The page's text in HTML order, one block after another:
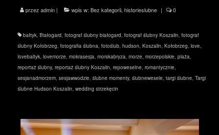
przez admin | wpis w: Bez kategorii, historieslubne | 0
bałtyk, Białogard, fotograf ślubny białogard, fotograf ślubny Koszalin, fotograf
ślubny Kołobrzeg, fotografia ślubna, fotoślub, hudson, Koszalin, Kołobrzeg, love,
lovebaltyk, lovemorze, mokrasesja, morskabryza, morze, morzepolskie, plaża,
reportaż ślubny, reportaż ślubny Koszalin, repoweselne, romantycznie,
sesjanadmorzem, sesjawwodzie, ślubne momenty, ślubnewesele, targi ślubne, Targi
ślubne Hudson Koszalin, wedding strzekęcin